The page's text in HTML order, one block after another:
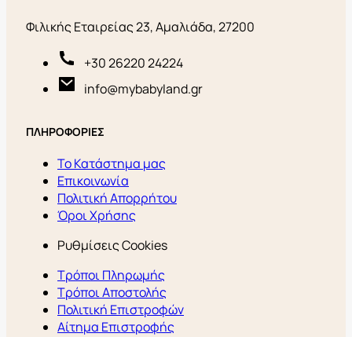
Φιλικής Εταιρείας 23, Αμαλιάδα, 27200
+30 26220 24224
info@mybabyland.gr
ΠΛΗΡΟΦΟΡΙΕΣ
Το Κατάστημα μας
Επικοινωνία
Πολιτική Απορρήτου
Όροι Χρήσης
Ρυθμίσεις Cookies
Τρόποι Πληρωμής
Τρόποι Αποστολής
Πολιτική Επιστροφών
Αίτημα Επιστροφής